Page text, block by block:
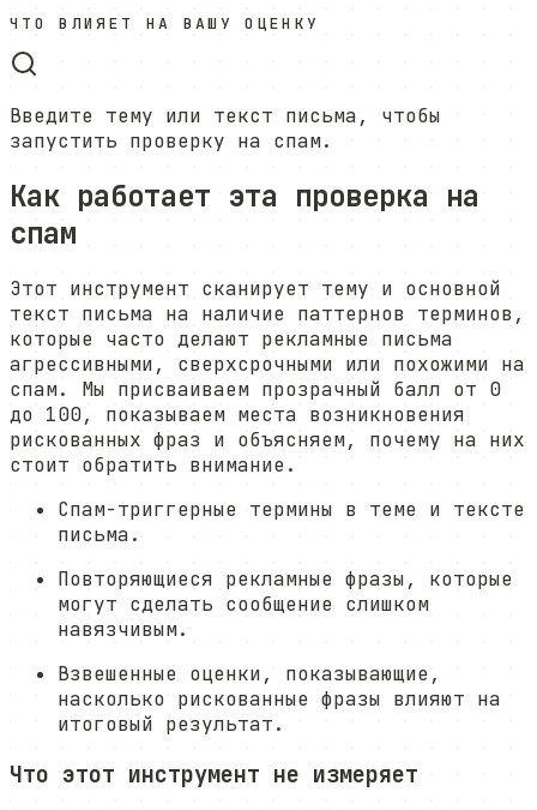
ЧТО ВЛИЯЕТ НА ВАШУ ОЦЕНКУ
Введите тему или текст письма, чтобы
запустить проверку на спам.
Как работает эта проверка на
спам
Этот инструмент сканирует тему и основной
текст письма на наличие паттернов терминов,
которые часто делают рекламные письма
агрессивными, сверхсрочными или похожими на
спам. Мы присваиваем прозрачный балл от 0
до 100, показываем места возникновения
рискованных фраз и объясняем, почему на них
стоит обратить внимание.
Спам-триггерные термины в теме и тексте
письма.
Повторяющиеся рекламные фразы, которые
могут сделать сообщение слишком
навязчивым.
Взвешенные оценки, показывающие,
насколько рискованные фразы влияют на
итоговый результат.
Что этот инструмент не измеряет